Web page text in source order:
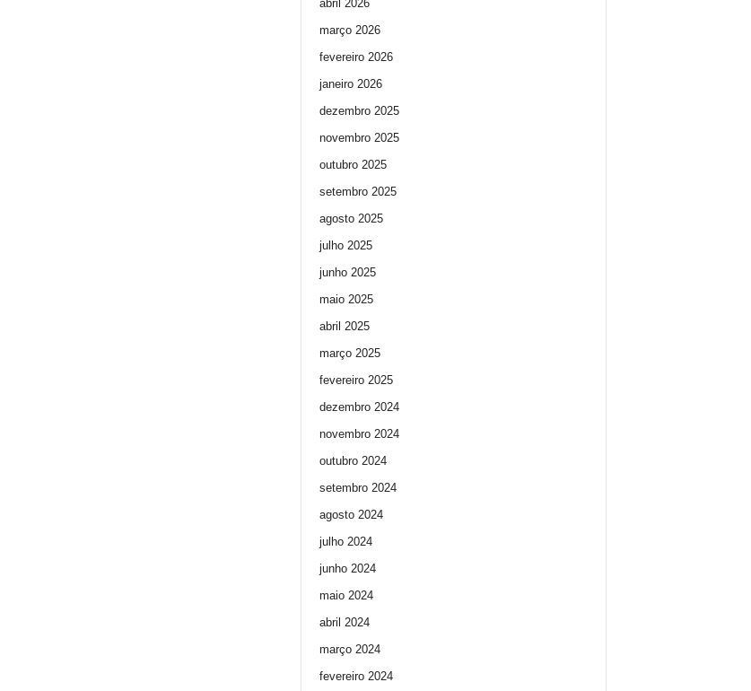
abril 2026
março 2026
fevereiro 2026
janeiro 2026
dezembro 2025
novembro 2025
outubro 2025
setembro 2025
agosto 2025
julho 2025
junho 2025
maio 2025
abril 2025
março 2025
fevereiro 2025
dezembro 2024
novembro 2024
outubro 2024
setembro 2024
agosto 2024
julho 2024
junho 2024
maio 2024
abril 2024
março 2024
fevereiro 2024